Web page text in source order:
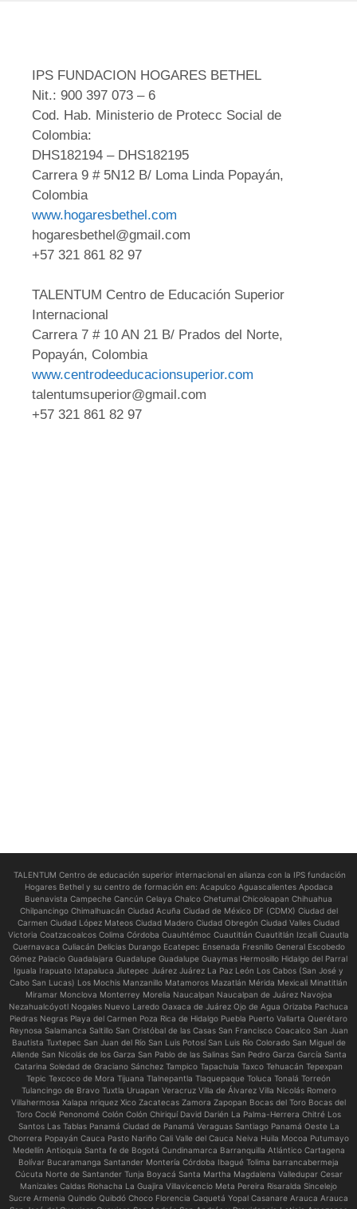
IPS FUNDACION HOGARES BETHEL
Nit.: 900 397 073 – 6
Cod. Hab. Ministerio de Protecc Social de
Colombia:
DHS182194 – DHS182195
Carrera 9 # 5N12 B/ Loma Linda Popayán,
Colombia
www.hogaresbethel.com
hogaresbethel@gmail.com
+57 321 861 82 97
TALENTUM Centro de Educación Superior
Internacional
Carrera 7 # 10 AN 21 B/ Prados del Norte,
Popayán, Colombia
www.centrodeeducacionsuperior.com
talentumsuperior@gmail.com
+57 321 861 82 97
TALENTUM Centro de educación superior internacional en alianza con la IPS fundación
Hogares Bethel y su centro de formación en: Acapulco Aguascalientes Apodaca
Buenavista Campeche Cancún Celaya Chalco Chetumal Chicoloapan Chihuahua
Chilpancingo Chimalhuacán Ciudad Acuña Ciudad de México DF (CDMX) Ciudad del
Carmen Ciudad López Mateos Ciudad Madero Ciudad Obregón Ciudad Valles Ciudad
Victoria Coatzacoalcos Colima Córdoba Cuauhtémoc Cuautitlán Cuautitlán Izcalli Cuautla
Cuernavaca Culiacán Delicias Durango Ecatepec Ensenada Fresnillo General Escobedo
Gómez Palacio Guadalajara Guadalupe Guadalupe Guaymas Hermosillo Hidalgo del Parral
Iguala Irapuato Ixtapaluca Jiutepec Juárez Juárez La Paz León Los Cabos (San José y
Cabo San Lucas) Los Mochis Manzanillo Matamoros Mazatlán Mérida Mexicali Minatitlán
Miramar Monclova Monterrey Morelia Naucalpan Naucalpan de Juárez Navojoa
Nezahualcóyotl Nogales Nuevo Laredo Oaxaca de Juárez Ojo de Agua Orizaba Pachuca
Piedras Negras Playa del Carmen Poza Rica de Hidalgo Puebla Puerto Vallarta Querétaro
Reynosa Salamanca Saltillo San Cristóbal de las Casas San Francisco Coacalco San Juan
Bautista Tuxtepec San Juan del Río San Luis Potosí San Luis Río Colorado San Miguel de
Allende San Nicolás de los Garza San Pablo de las Salinas San Pedro Garza García Santa
Catarina Soledad de Graciano Sánchez Tampico Tapachula Taxco Tehuacán Tepexpan
Tepic Texcoco de Mora Tijuana Tlalnepantla Tlaquepaque Toluca Tonalá Torreón
Tulancingo de Bravo Tuxtla Uruapan Veracruz Villa de Álvarez Villa Nicolás Romero
Villahermosa Xalapa nriquez Xico Zacatecas Zamora Zapopan Bocas del Toro Bocas del
Toro Coclé Penonomé Colón Colón Chiriquí David Darién La Palma-Herrera Chitré Los
Santos Las Tablas Panamá Ciudad de Panamá Veraguas Santiago Panamá Oeste La
Chorrera Popayán Cauca Pasto Nariño Cali Valle del Cauca Neiva Huila Mocoa Putumayo
Medellín Antioquia Santa fe de Bogotá Cundinamarca Barranquilla Atlántico Cartagena
Bolívar Bucaramanga Santander Montería Córdoba Ibagué Tolima barrancabermeja
Cúcuta Norte de Santander Tunja Boyacá Santa Martha Magdalena Valledupar Cesar
Manizales Caldas Riohacha La Guajira Villavicencio Meta Pereira Risaralda Sincelejo
Sucre Armenia Quindío Quibdó Choco Florencia Caquetá Yopal Casanare Arauca Arauca